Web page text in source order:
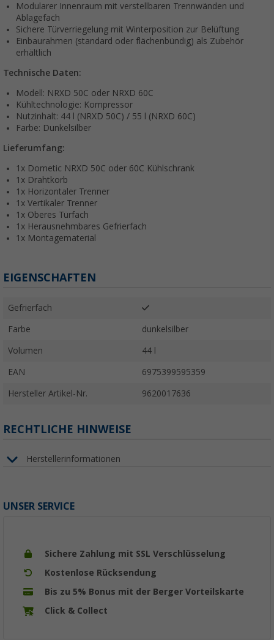
Modularer Innenraum mit verstellbaren Trennwänden und
Ablagefach
Sichere Türverriegelung mit Winterposition zur Belüftung
Einbaurahmen (standard oder flächenbündig) als Zubehör
erhältlich
Technische Daten:
Modell: NRXD 50C oder NRXD 60C
Kühltechnologie: Kompressor
Nutzinhalt: 44 l (NRXD 50C) / 55 l (NRXD 60C)
Farbe: Dunkelsilber
Lieferumfang:
1x Dometic NRXD 50C oder 60C Kühlschrank
1x Drahtkorb
1x Horizontaler Trenner
1x Vertikaler Trenner
1x Oberes Türfach
1x Herausnehmbares Gefrierfach
1x Montagematerial
EIGENSCHAFTEN
Gefrierfach
Farbe dunkelsilber
Volumen 44 l
EAN 6975399595359
Hersteller Artikel-Nr. 9620017636
RECHTLICHE HINWEISE
Herstellerinformationen
UNSER SERVICE
Sichere Zahlung mit SSL Verschlüsselung
Kostenlose Rücksendung
Bis zu 5% Bonus mit der Berger Vorteilskarte
Click & Collect